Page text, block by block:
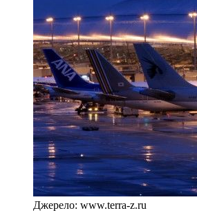
Джерело: www.terra-z.ru